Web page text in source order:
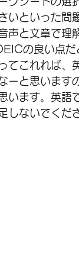
いといった問
声と文章で理
の良い点
てこれれば、
ーと思います
います。英語
しないでくだ